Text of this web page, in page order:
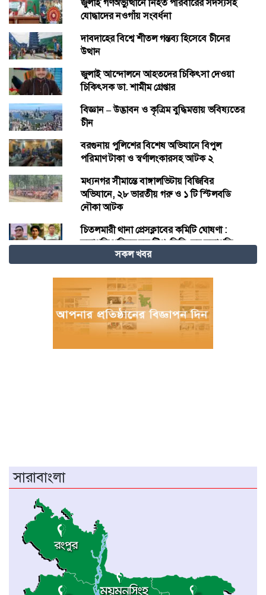
জুলাই গণঅভ্যুত্থানে নিহত পরিবারের সদস্যসহ
যোদ্ধাদের নওগাঁয় সংবর্ধনা
দাবদাহের বিশ্বে শীতল গন্তব্য হিসেবে চীনের
উত্থান
জুলাই আন্দোলনে আহতদের চিকিৎসা দেওয়া
চিকিৎসক ডা. শামীম গ্রেপ্তার
বিজ্ঞান – উদ্ভাবন ও কৃত্রিম বুদ্ধিমত্তায় ভবিষ্যতের
চীন
বরগুনায় পুলিশের বিশেষ অভিযানে বিপুল
পরিমাণ টাকা ও স্বর্ণালংকারসহ আটক ২
মধ্যনগর সীমান্তে বাঙ্গালভিটায় বিজিবির
অভিযানে, ২৮ ভারতীয় গরু ও ১ টি স্টিলবডি
নৌকা আটক
চিতলমারী থানা প্রেসক্লাবের কমিটি ঘোষণা :
সভাপতি শহিদুল হক টিপু, সিনি: সহ সভাপতি
মো: আজাদ খান, সাধারণ সম্পাদক অরুন কুমার
চীনের হস্তশিল্প এখন ইউনেস্কোর বিশ্ব ঐতিহ্য
মেজর হাফিজ অস্থায়ী রাষ্ট্রপতি নির্বাচিত হওয়ায়
তজুমদ্দিনে আনন্দ মিছিল
অধিভুক্ত কলেজগুলোতে সাইবার সিকিউরিটি ক্লাব
স্বাস্থ্যমন্ত্রী, অনিয়মে ক্ষোভ প্রকাশ
ম্যানিলায় চীন-আসিয়ান পররাষ্ট্রমন্ত্রীদের বৈঠক
‎চট্টগ্রামে প্রথমবারের মতো অনুষ্ঠিত হলো
সকল খবর
সারাবাংলা